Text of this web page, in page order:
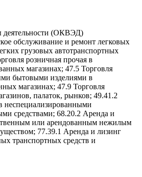
деятельности (ОКВЭД)
обслуживание и ремонт легковых
грузовых автотранспортных
розничная прочая в
магазинах; 47.5 Торговля
бытовыми изделиями в
магазинах; 47.9 Торговля
палаток, рынков; 49.41.2
неспециализированными
средствами; 68.20.2 Аренда и
или арендованным нежилым
77.39.1 Аренда и лизинг
транспортных средств и